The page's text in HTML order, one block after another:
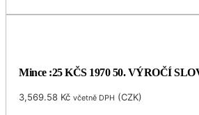
Mince :25 KČS 1970 50. VÝROČÍ
3,569.58 Kč včetně DPH (CZK)